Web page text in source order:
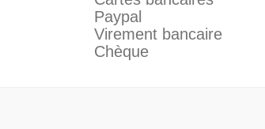
Paypal
Virement bancaire
Chèque